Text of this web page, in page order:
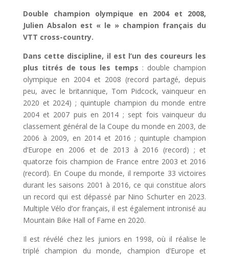
Double champion olympique en 2004 et 2008,
Julien Absalon est « le » champion français du
VTT cross-country.
Dans cette discipline, il est l’un des coureurs les
plus titrés de tous les temps : double champion
olympique en 2004 et 2008 (record partagé, depuis
peu, avec le britannique, Tom Pidcock, vainqueur en
2020 et 2024) ; quintuple champion du monde entre
2004 et 2007 puis en 2014 ; sept fois vainqueur du
classement général de la Coupe du monde en 2003, de
2006 à 2009, en 2014 et 2016 ; quintuple champion
d’Europe en 2006 et de 2013 à 2016 (record) ; et
quatorze fois champion de France entre 2003 et 2016
(record). En Coupe du monde, il remporte 33 victoires
durant les saisons 2001 à 2016, ce qui constitue alors
un record qui est dépassé par Nino Schurter en 2023.
Multiple Vélo d’or français, il est également intronisé au
Mountain Bike Hall of Fame en 2020.
Il est révélé chez les juniors en 1998, où il réalise le
triplé champion du monde, champion d’Europe et